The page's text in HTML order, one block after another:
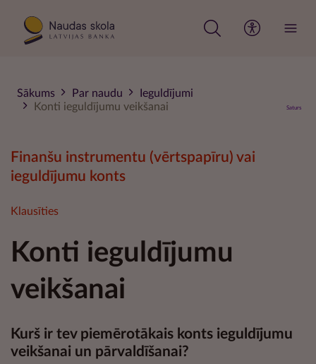
Sākums Par naudu
Ieguldījumi
Konti ieguldījumu veikšanai
Saturs
Finanšu instrumentu (vērtspapīru) vai
ieguldījumu konts
Klausīties
Konti ieguldījumu
veikšanai
Kurš ir tev piemērotākais konts ieguldījumu
veikšanai un pārvaldīšanai?